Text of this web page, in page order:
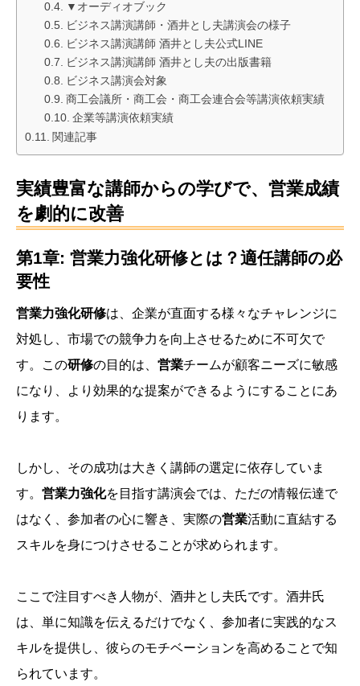
▼オーディオブック
ビジネス講演講師・酒井とし夫講演会の様子
ビジネス講演講師 酒井とし夫公式LINE
ビジネス講演講師 酒井とし夫の出版書籍
ビジネス講演会対象
商工会議所・商工会・商工会連合会等講演依頼実績
企業等講演依頼実績
関連記事
実績豊富な講師からの学びで、営業成績
を劇的に改善
第1章: 営業力強化研修とは？適任講師の必
要性
営業力強化研修は、企業が直面する様々なチャレンジに
対処し、市場での競争力を向上させるために不可欠で
す。この研修の目的は、 営業チームが顧客ニーズに敏感
になり、より効果的な提案ができるようにすることにあ
ります。
しかし、その成功は大きく講師の選定に依存していま
す。 営業力強化を目指す講演会では、ただの情報伝達で
はなく、参加者の心に響き、実際の営業活動に直結する
スキルを身につけさせることが求められます。
ここで注目すべき人物が、酒井とし夫氏です。酒井氏
は、単に知識を伝えるだけでなく、参加者に実践的なス
キルを提供し、彼らのモチベーションを高めることで知
られています。